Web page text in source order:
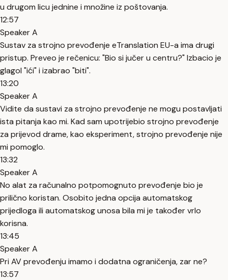
u drugom licu jednine i množine iz poštovanja.
12:57
Speaker A
Sustav za strojno prevođenje eTranslation EU-a ima drugi
pristup. Preveo je rečenicu: "Bio si jučer u centru?" Izbacio je
glagol "ići" i izabrao "biti".
13:20
Speaker A
Vidite da sustavi za strojno prevođenje ne mogu postavljati
ista pitanja kao mi. Kad sam upotrijebio strojno prevođenje
za prijevod drame, kao eksperiment, strojno prevođenje nije
mi pomoglo.
13:32
Speaker A
No alat za računalno potpomognuto prevođenje bio je
prilično koristan. Osobito jedna opcija automatskog
prijedloga ili automatskog unosa bila mi je također vrlo
korisna.
13:45
Speaker A
Pri AV prevođenju imamo i dodatna ograničenja, zar ne?
13:57